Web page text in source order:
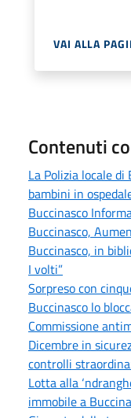
VAI ALLA
Contenuti
La Polizia locale
bambini in
Buccinasco
Buccinasco,
Buccinasco, in
I volti”
Sorpreso con
Buccinasco lo
Commissione
Dicembre in
controlli
Lotta alla
immobile a